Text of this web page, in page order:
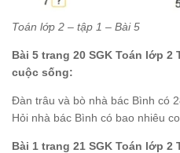
Toán lớp 2 – tập 1 – Bài 5
Bài 5 trang 20 SGK Toán lớp
cuộc sống:
Đàn trâu và bò nhà bác Bình có
Hỏi nhà bác Bình có bao nhiêu
Bài 1 trang 21 SGK Toán lớp